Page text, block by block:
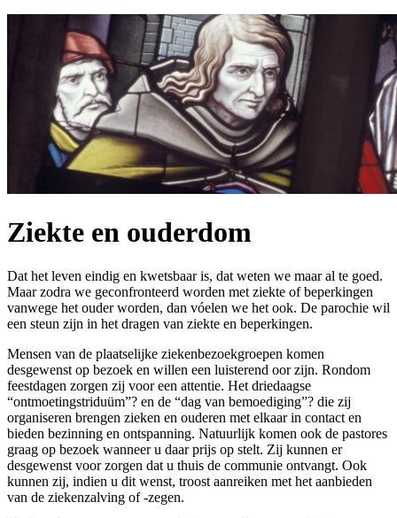
Ziekte en ouderdom
Dat het leven eindig en kwetsbaar is, dat weten we maar al te goed.
Maar zodra we geconfronteerd worden met ziekte of beperkingen
vanwege het ouder worden, dan vóelen we het ook. De parochie wil
een steun zijn in het dragen van ziekte en beperkingen.
Mensen van de plaatselijke ziekenbezoekgroepen komen
desgewenst op bezoek en willen een luisterend oor zijn. Rondom
feestdagen zorgen zij voor een attentie. Het driedaagse
“ontmoetingstriduüm”? en de “dag van bemoediging”? die zij
organiseren brengen zieken en ouderen met elkaar in contact en
bieden bezinning en ontspanning. Natuurlijk komen ook de pastores
graag op bezoek wanneer u daar prijs op stelt. Zij kunnen er
desgewenst voor zorgen dat u thuis de communie ontvangt. Ook
kunnen zij, indien u dit wenst, troost aanreiken met het aanbieden
van de ziekenzalving of -zegen.